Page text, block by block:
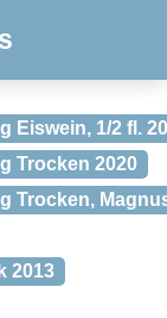
Eiswein, 1/2 fl.
Trocken 2020
Trocken,
2013